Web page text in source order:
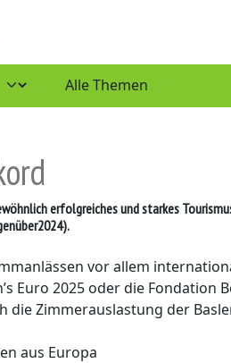
erfolgreiches und starkes
vor allem
Euro 2025 oder die
die Zimmerauslastung der
aus Europa